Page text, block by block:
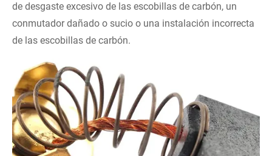
de desgaste excesivo de las escobillas de carbón, un
conmutador dañado o sucio o una instalación incorrecta
de las escobillas de carbón.